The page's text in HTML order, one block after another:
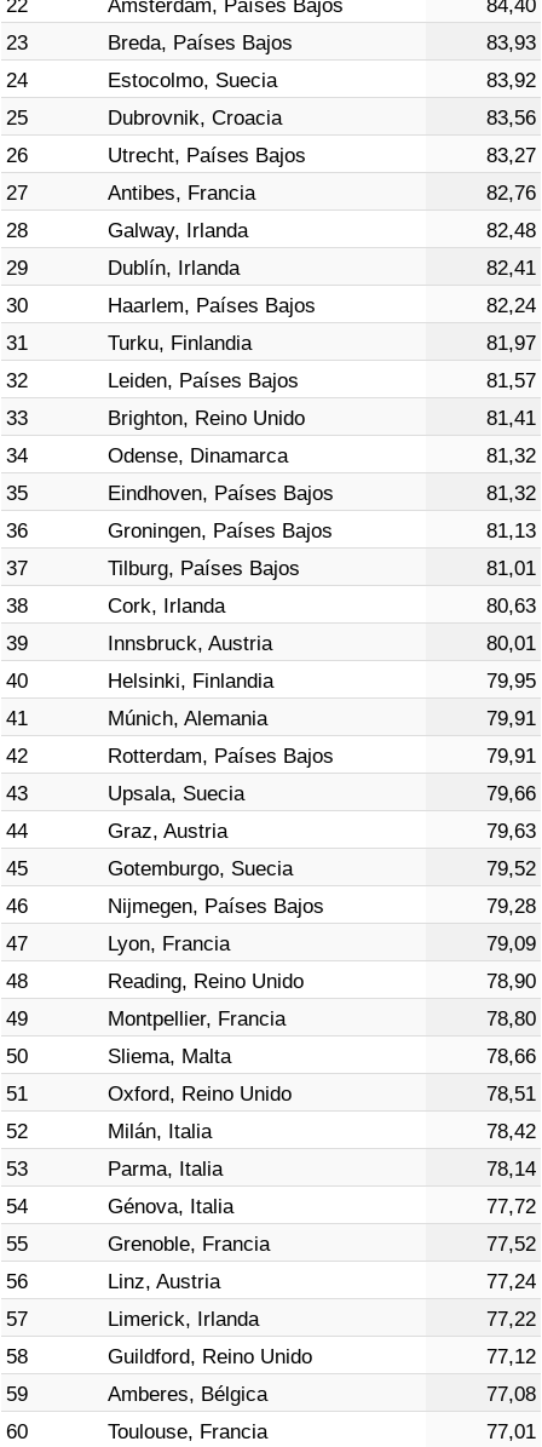
22
Ámsterdam, Países Bajos
84,40
23
Breda, Países Bajos
83,93
24
Estocolmo, Suecia
83,92
25
Dubrovnik, Croacia
83,56
26
Utrecht, Países Bajos
83,27
27
Antibes, Francia
82,76
28
Galway, Irlanda
82,48
29
Dublín, Irlanda
82,41
30
Haarlem, Países Bajos
82,24
31
Turku, Finlandia
81,97
32
Leiden, Países Bajos
81,57
33
Brighton, Reino Unido
81,41
34
Odense, Dinamarca
81,32
35
Eindhoven, Países Bajos
81,32
36
Groningen, Países Bajos
81,13
37
Tilburg, Países Bajos
81,01
38
Cork, Irlanda
80,63
39
Innsbruck, Austria
80,01
40
Helsinki, Finlandia
79,95
41
Múnich, Alemania
79,91
42
Rotterdam, Países Bajos
79,91
43
Upsala, Suecia
79,66
44
Graz, Austria
79,63
45
Gotemburgo, Suecia
79,52
46
Nijmegen, Países Bajos
79,28
47
Lyon, Francia
79,09
48
Reading, Reino Unido
78,90
49
Montpellier, Francia
78,80
50
Sliema, Malta
78,66
51
Oxford, Reino Unido
78,51
52
Milán, Italia
78,42
53
Parma, Italia
78,14
54
Génova, Italia
77,72
55
Grenoble, Francia
77,52
56
Linz, Austria
77,24
57
Limerick, Irlanda
77,22
58
Guildford, Reino Unido
77,12
59
Amberes, Bélgica
77,08
60
Toulouse, Francia 77,01